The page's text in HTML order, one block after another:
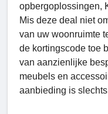
opbergoplossingen,
Mis deze deal niet
van uw woonruimte
de kortingscode toe
van aanzienlijke
meubels en
aanbieding is